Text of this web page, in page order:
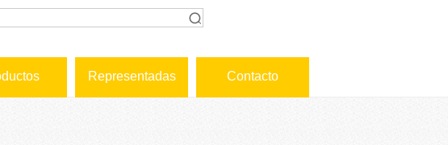
Representadas Contacto